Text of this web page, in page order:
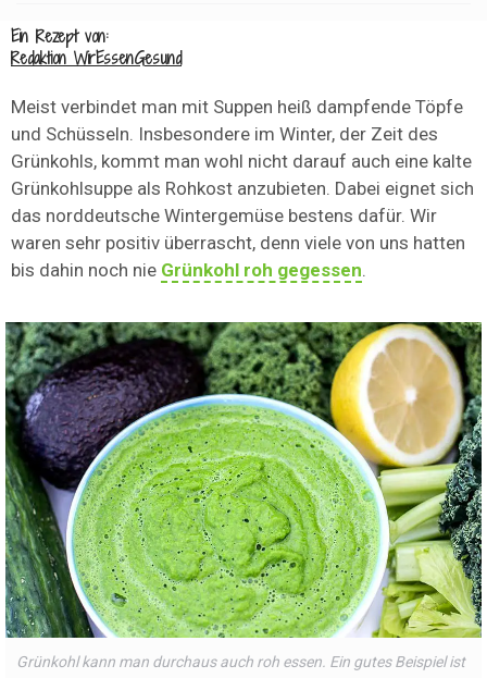
Ein Rezept von:
Redaktion WirEssenGesund
Meist verbindet man mit Suppen heiß dampfende Töpfe
und Schüsseln. Insbesondere im Winter, der Zeit des
Grünkohls, kommt man wohl nicht darauf auch eine kalte
Grünkohlsuppe als Rohkost anzubieten. Dabei eignet sich
das norddeutsche Wintergemüse bestens dafür. Wir
waren sehr positiv überrascht, denn viele von uns hatten
bis dahin noch nie Grünkohl roh gegessen.
Grünkohl kann man durchaus auch roh essen. Ein gutes Beispiel ist